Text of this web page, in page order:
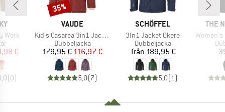
Work
pris
€
(0)
VARUMÄRKE
VAUDE
Produkter
Kid's Casarea 3in1 Jacket II
Produktgrupp
Dubbeljacka
Pris
179,95 €Reducerat pris
116,97 €
5,0(7)
Rabatt
35%
VARUMÄRKE
SCHÖFFEL
Produkter
3In1 Jacket Okere
Produktgrupp
Dubbeljacka
Pris
från 189,95 €
5,0(1)
THE
Produkter
Women's